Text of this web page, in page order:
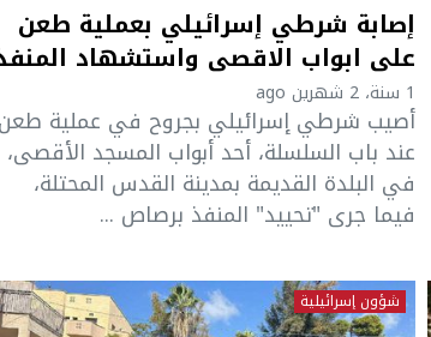
إصابة شرطي إسرائيلي بعملية طعن
على ابواب الاقصى واستشهاد
1 سنة، 2 شهرين ago
أصيب شرطي إسرائيلي بجروح في عملية طعن
عند باب السلسلة، أحد أبواب المسجد الأقصى،
في البلدة القديمة بمدينة القدس المحتلة،
فيما جرى "تحييد" المنفذ برصاص ...
شؤون إسرائيلية